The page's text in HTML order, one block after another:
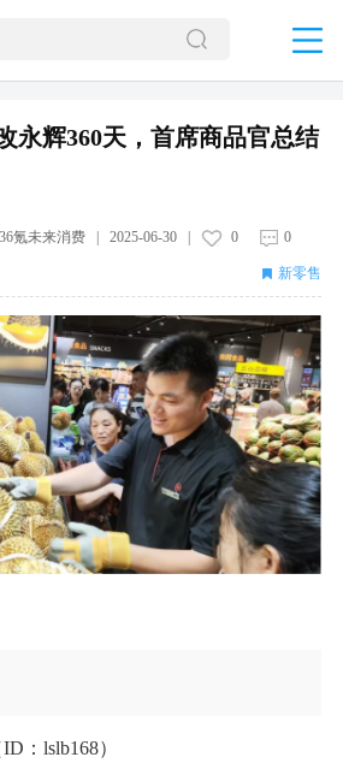
永辉360天，首席商品官总结
36氪未来消费| 2025-06-30| 0 0
新零售
：lslb168）